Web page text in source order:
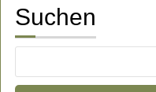
Suchen